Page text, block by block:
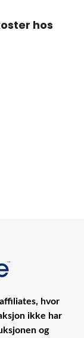
hos
hvor
ikke har
og